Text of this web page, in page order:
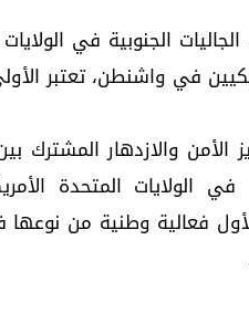
الجنوبية في
في واشنطن، تعتبر
والازدهار المشترك
في الولايات المتحدة
فعالية وطنية من